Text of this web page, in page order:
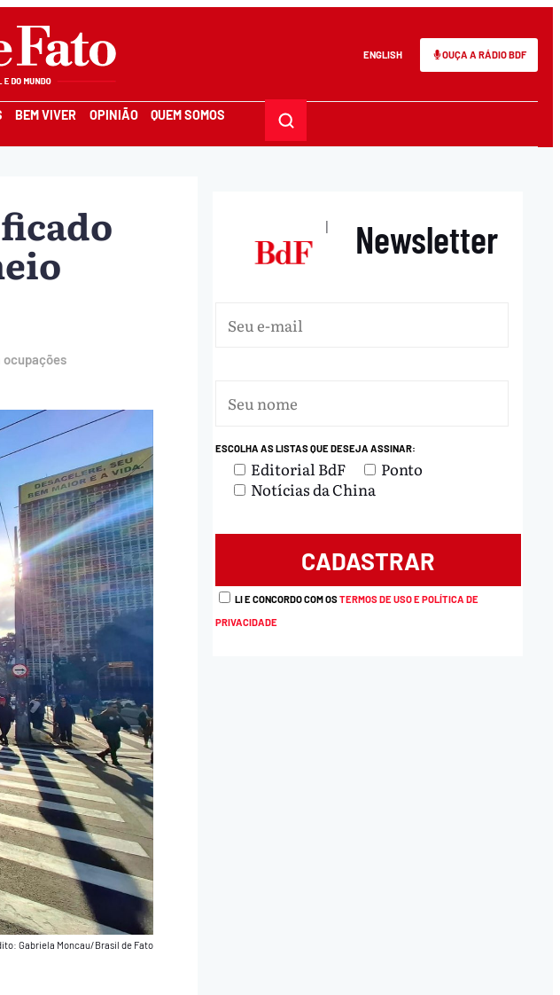
ENGLISH OUÇA A RÁDIO BDF
BEM VIVER OPINIÃO QUEM SOMOS
Gabriela Moncau/Brasil de Fato
| Newsletter
ESCOLHA AS LISTAS QUE DESEJA ASSINAR:
Editorial BdF
Ponto
Notícias da China
LI E CONCORDO COM OSTERMOS DE USO E POLÍTICA DE
PRIVACIDADE